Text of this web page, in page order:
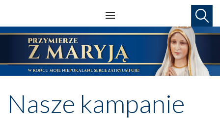
Nasze kampanie